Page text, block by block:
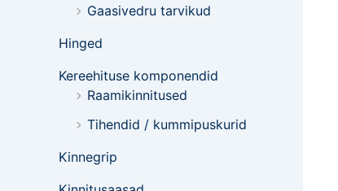
Gaasivedru tarvikud
Hinged
Kereehituse komponendid
Raamikinnitused
Tihendid / kummipuskurid
Kinnegrip